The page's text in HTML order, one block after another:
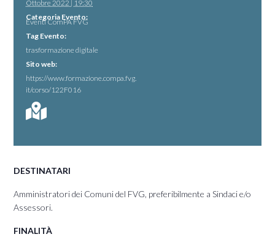
Ottobre 2022 | 19:30
Categoria Evento:
Eventi ComPA FVG
Tag Evento:
trasformazione digitale
Sito web:
https://www.formazione.compa.fvg.
it/corso/122F016
DESTINATARI
Amministratori dei Comuni del FVG, preferibilmente a Sindaci e/o
Assessori.
FINALITÀ